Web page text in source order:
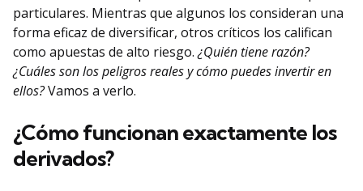
particulares. Mientras que algunos los consideran una
forma eficaz de diversificar, otros críticos los califican
como apuestas de alto riesgo.¿Quién tiene razón?
¿Cuáles son los peligros reales y cómo puedes invertir en
ellos?Vamos a verlo.
¿Cómo funcionan exactamente los
derivados?